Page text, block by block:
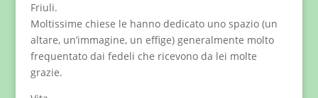
Friuli.
Moltissime chiese le hanno dedicato uno spazio (un
altare, un’immagine, un effige) generalmente molto
frequentato dai fedeli che ricevono da lei molte
grazie.